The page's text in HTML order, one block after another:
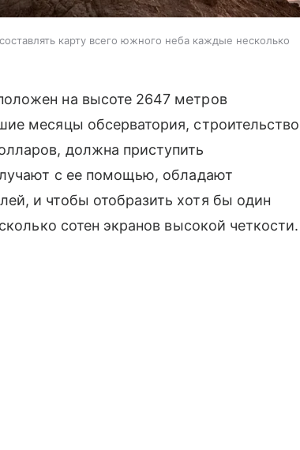
карту всего южного неба каждые несколько
на высоте 2647 метров
месяцы обсерватория, строительство
должна приступить
с ее помощью, обладают
и чтобы отобразить хотя бы один
сотен экранов высокой четкости.